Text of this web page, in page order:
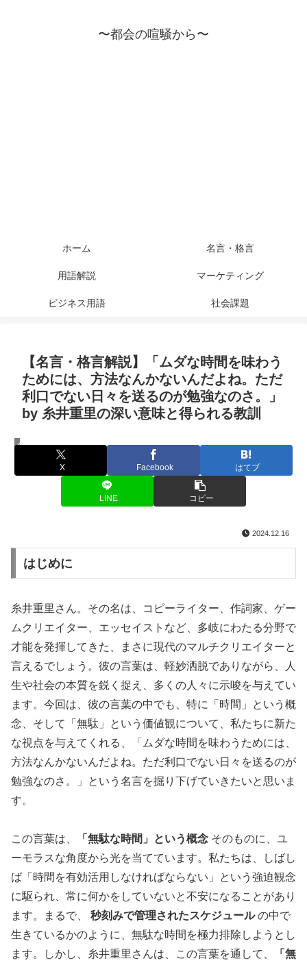
〜都会の喧騒から〜
ホーム 名言・格言
用語解説 マーケティング
ビジネス用語 社会課題
【名言・格言解説】「ムダな時間を味わう
ためには、方法なんかないんだよね。ただ
利口でない日々を送るのが勉強なのさ。」
by 糸井重里の深い意味と得られる教訓
名言・格言
X Facebook はてブ
LINE コピー
2024.12.16
はじめに
糸井重里さん。その名は、コピーライター、作詞家、ゲー
ムクリエイター、エッセイストなど、多岐にわたる分野で
才能を発揮してきた、まさに現代のマルチクリエイターと
言えるでしょう。彼の言葉は、軽妙洒脱でありながら、人
生や社会の本質を鋭く捉え、多くの人々に示唆を与えてい
ます。今回は、彼の言葉の中でも、特に「時間」という概
念、そして「無駄」という価値観について、私たちに新た
な視点を与えてくれる、「ムダな時間を味わうためには、
方法なんかないんだよね。ただ利口でない日々を送るのが
勉強なのさ。」という名言を掘り下げていきたいと思いま
す。
この言葉は、 「無駄な時間」という概念 そのものに、ユ
ーモラスな角度から光を当てています。私たちは、しばし
ば「時間を有効活用しなければならない」という強迫観念
に駆られ、常に何かをしていないと不安になることがあり
ます。まるで、 秒刻みで管理されたスケジュールの中で
生きているかのように、無駄な時間を極力排除しようとし
ます。しかし、糸井重里さんは、この言葉を通して、
「無